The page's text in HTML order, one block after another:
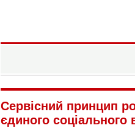
Информационный портал
Сервісний принцип
єдиного соціального